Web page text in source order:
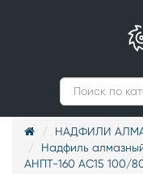
НАДФИЛИ
Надфиль
АНПТ-160 АС15 100/